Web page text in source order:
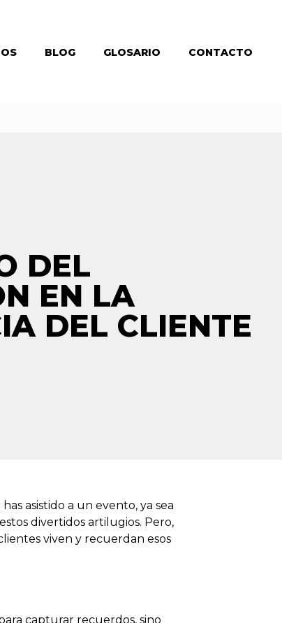
BLOG GLOSARIO CONTACTO
DEL
EN LA
DEL CLIENTE
asistido a un evento, ya sea
divertidos artilugios. Pero,
viven y recuerdan esos
capturar recuerdos, sino